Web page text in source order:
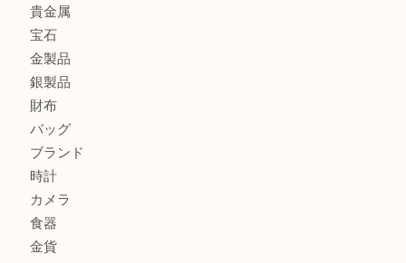
FENDI
フィギュア
全て
貴金属
宝石
金製品
銀製品